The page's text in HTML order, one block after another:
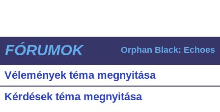
FÓRUMOK Orphan Black: Echoes
Vélemények téma megnyitása
Kérdések téma megnyitása